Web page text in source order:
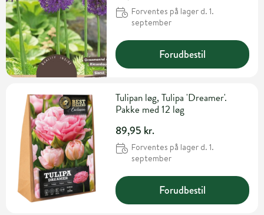
Forventes på lager d. 1.
september
Forudbestil
Tulipan løg, Tulipa 'Dreamer'.
Pakke med 12 løg
89,95 kr.
Forventes på lager d. 1.
september
Forudbestil